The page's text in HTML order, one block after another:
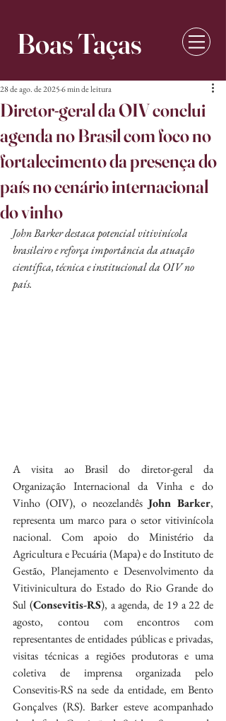
Boas Taças
Diretor-geral da OIV conclui
agenda no Brasil com foco no
fortalecimento da presença do
país no cenário internacional
do vinho
28 de ago. de 20256 min de leitura
John Barker destaca potencial vitivinícola
brasileiro e reforça importância da atuação
científica, técnica e institucional da OIV no
país.
A visita ao Brasil do diretor-geral da
Organização Internacional da Vinha e do
Vinho (OIV), o neozelandês John Barker,
representa um marco para o setor vitivinícola
nacional. Com apoio do Ministério da
Agricultura e Pecuária (Mapa) e do Instituto de
Gestão, Planejamento e Desenvolvimento da
Vitivinicultura do Estado do Rio Grande do
Sul (Consevitis-RS), a agenda, de 19 a 22 de
agosto, contou com encontros com
representantes de entidades públicas e privadas,
visitas técnicas a regiões produtoras e uma
coletiva de imprensa organizada pelo
Consevitis-RS na sede da entidade, em Bento
Gonçalves (RS). Barker esteve acompanhado